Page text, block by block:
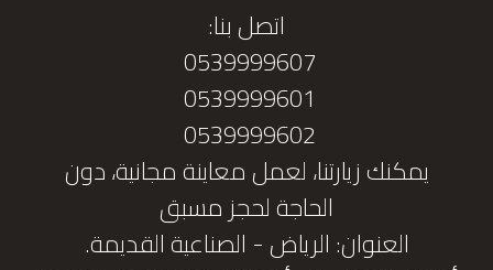
اتصل بنا:
0539999607
0539999601
0539999602
يمكنك زيارتنا، لعمل معاينة مجانية، دون
الحاجة لحجز مسبق
العنوان: الرياض - الصناعية القديمة.